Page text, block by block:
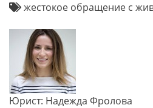
жестокое обращение с
Юрист: Надежда Фролова